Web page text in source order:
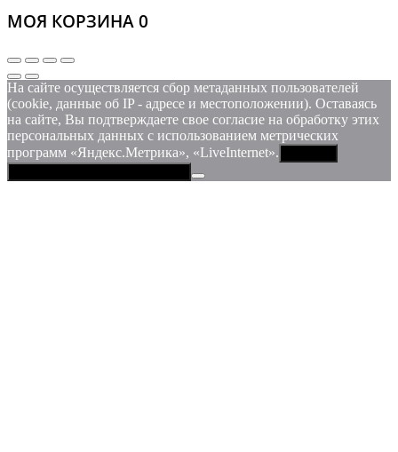
МОЯ КОРЗИНА 0
На сайте осуществляется сбор метаданных пользователей
(cookie, данные об IP - адресе и местоположении). Оставаясь
на сайте, Вы подтверждаете свое согласие на обработку этих
персональных данных c использованием метрических
программ «Яндекс.Метрика», «LiveInternet».